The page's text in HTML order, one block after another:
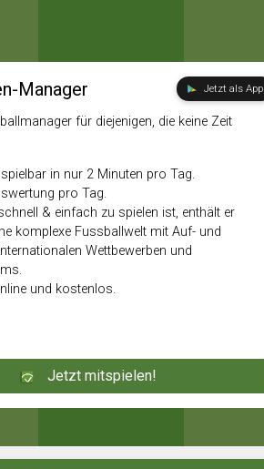
Manager Jetzt als App
für diejenigen, die keine Zeit
in nur 2 Minuten pro Tag.
pro Tag.
& einfach zu spielen ist, enthält er
komplexe Fussballwelt mit Auf- und
Wettbewerben und
und kostenlos.
Jetzt mitspielen!